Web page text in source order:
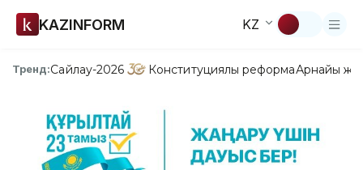
KAZINFORM KZ
Тренд:Сайлау-2026 Конституциялық реформаАрнайы